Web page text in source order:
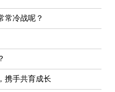
常冷战呢？
携手共育成长